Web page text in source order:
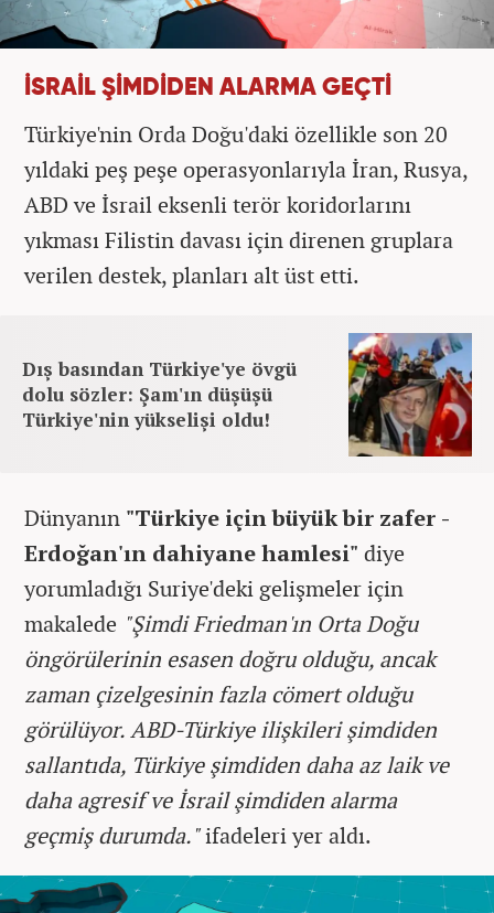
İSRAİL ŞİMDİDEN ALARMA GEÇTİ
Türkiye'nin Orda Doğu'daki özellikle son 20
yıldaki peş peşe operasyonlarıyla İran, Rusya,
ABD ve İsrail eksenli terör koridorlarını
yıkması Filistin davası için direnen gruplara
verilen destek, planları alt üst etti.
Dış basından Türkiye'ye övgü
dolu sözler: Şam'ın düşüşü
Türkiye'nin yükselişi oldu!
Dünyanın "Türkiye için büyük bir zafer -
Erdoğan'ın dahiyane hamlesi" diye
yorumladığı Suriye'deki gelişmeler için
makalede "Şimdi Friedman'ın Orta Doğu
öngörülerinin esasen doğru olduğu, ancak
zaman çizelgesinin fazla cömert olduğu
görülüyor. ABD-Türkiye ilişkileri şimdiden
sallantıda, Türkiye şimdiden daha az laik ve
daha agresif ve İsrail şimdiden alarma
geçmiş durumda."ifadeleri yer aldı.